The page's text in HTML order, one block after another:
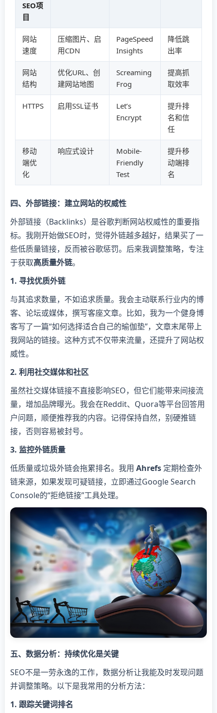
SEO项
目
网站
速度
压缩图片、启
用CDN
PageSpeed
Insights
降低跳
出率
网站
结构
优化URL、创
建网站地图
Screaming
Frog
提高抓
取效率
HTTPS 启用SSL证书
Let’s
Encrypt
提升排
名和信
任
移动
端优
化
响应式设计
Mobile-
Friendly
Test
提升移
动端排
名
四、外部链接：建立网站的权威性
外部链接（Backlinks）是谷歌判断网站权威性的重要指
标。我刚开始做SEO时，觉得外链越多越好，结果买了一
些低质量链接，反而被谷歌惩罚。后来我调整策略，专注
于获取高质量外链。
1. 寻找优质外链
与其追求数量，不如追求质量。我会主动联系行业内的博
客、论坛或媒体，撰写客座文章。比如，我为一个健身博
客写了一篇“如何选择适合自己的瑜伽垫”，文章末尾带上
我网站的链接。这种方式不仅带来流量，还提升了网站权
威性。
2. 利用社交媒体和社区
虽然社交媒体链接不直接影响SEO，但它们能带来间接流
量，增加品牌曝光。我会在Reddit、Quora等平台回答用
户问题，顺便推荐我的内容。记得保持自然，别硬推链
接，否则容易被封号。
3. 监控外链质量
低质量或垃圾外链会拖累排名。我用 Ahrefs 定期检查外
链来源，如果发现可疑链接，立即通过Google Search
Console的“拒绝链接”工具处理。
五、数据分析：持续优化是关键
SEO不是一劳永逸的工作，数据分析让我能及时发现问题
并调整策略。以下是我常用的分析方法：
1. 跟踪关键词排名